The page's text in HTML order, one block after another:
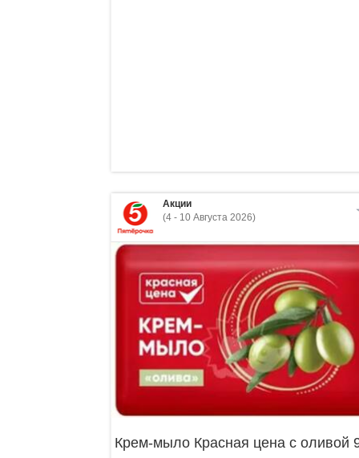
Акции
(4 - 10 Августа 2026)
Крем-мыло Красная цена с оливой